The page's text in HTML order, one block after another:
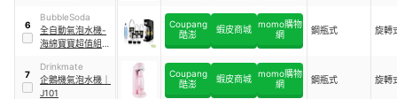
6
BubbleSoda
全自動氣泡水機-
海綿寶寶超值組
Coupang
酷澎
蝦皮商城 momo購物
網
鋼瓶式 旋轉
7
Drinkmate
企鵝機氣泡水機
J101
Coupang
酷澎
蝦皮商城 momo購物
網
鋼瓶式 旋轉